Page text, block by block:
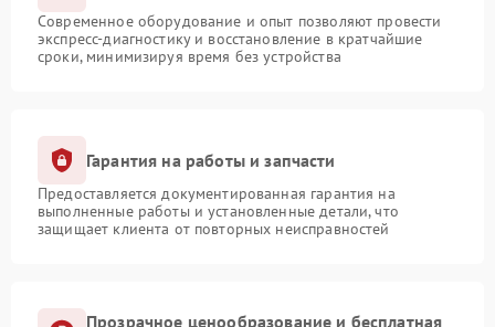
Современное оборудование и опыт позволяют провести
экспресс-диагностику и восстановление в кратчайшие
сроки, минимизируя время без устройства
Гарантия на работы и запчасти
Предоставляется документированная гарантия на
выполненные работы и установленные детали, что
защищает клиента от повторных неисправностей
Прозрачное ценообразование и бесплатная